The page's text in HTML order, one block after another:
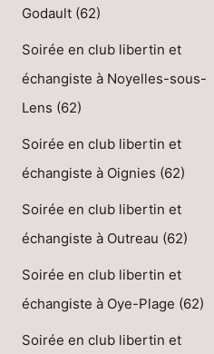
Godault (62)
Soirée en club libertin et
échangiste à Noyelles-sous-
Lens (62)
Soirée en club libertin et
échangiste à Oignies (62)
Soirée en club libertin et
échangiste à Outreau (62)
Soirée en club libertin et
échangiste à Oye-Plage (62)
Soirée en club libertin et